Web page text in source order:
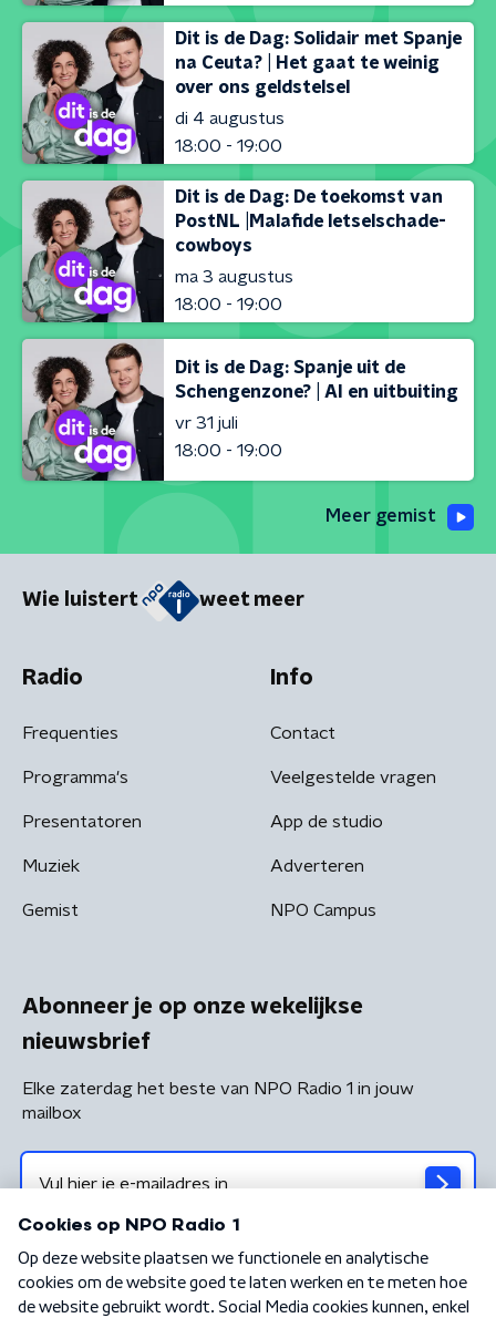
Dit is de Dag: Solidair met Spanje
na Ceuta? | Het gaat te weinig
over ons geldstelsel
di 4 augustus
18:00 - 19:00
Dit is de Dag: De toekomst van
PostNL |Malafide letselschade-
cowboys
ma 3 augustus
18:00 - 19:00
Dit is de Dag: Spanje uit de
Schengenzone? | AI en uitbuiting
vr 31 juli
18:00 - 19:00
Meer gemist
Wie luistert weet meer
Radio
Frequenties
Programma's
Presentatoren
Muziek
Gemist
Info
Contact
Veelgestelde vragen
App de studio
Adverteren
NPO Campus
Abonneer je op onze wekelijkse
nieuwsbrief
Elke zaterdag het beste van NPO Radio 1 in jouw
mailbox